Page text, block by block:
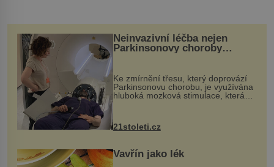
Neinvazivní léčba nejen
Parkinsonovy choroby
Ke zmírnění třesu, který doprovází
Parkinsonovu chorobu, je využívána
hluboká mozková stimulace, která
však vyžaduje vysoce invazivní
zákrok. Ultrazvuk zase není vhodný
k dostatečně přesnému zacílení ...
21stoleti.cz
Vavřín jako lék